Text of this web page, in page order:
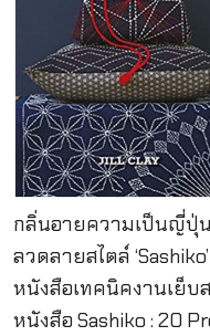
กลิ่นอายความเป็นญี่ปุ่
ลวดลายสไตล์
หนังสือเทคนิคงานเย็
หนังสือ Sashiko : 20